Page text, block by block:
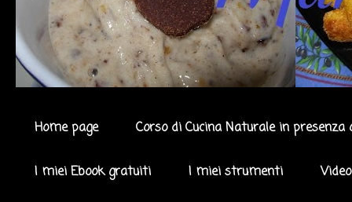
Home page Corso di Cucina Naturale in presenza
I miei Ebook gratuiti I miei strumenti